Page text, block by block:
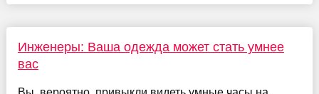
Инженеры: Ваша одежда может стать умнее
вас